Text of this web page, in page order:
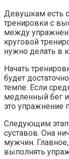
Девушкам есть
тренировки с
между
круговой
нужно делать в
Начать
будет
темпе. Если
медленный бег
это упражнение
Следующим
суставов. Она
мужчин.
выполнять